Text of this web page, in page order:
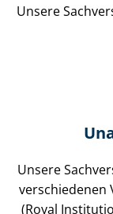
Unsere
Unsere
verschiedenen
(Royal